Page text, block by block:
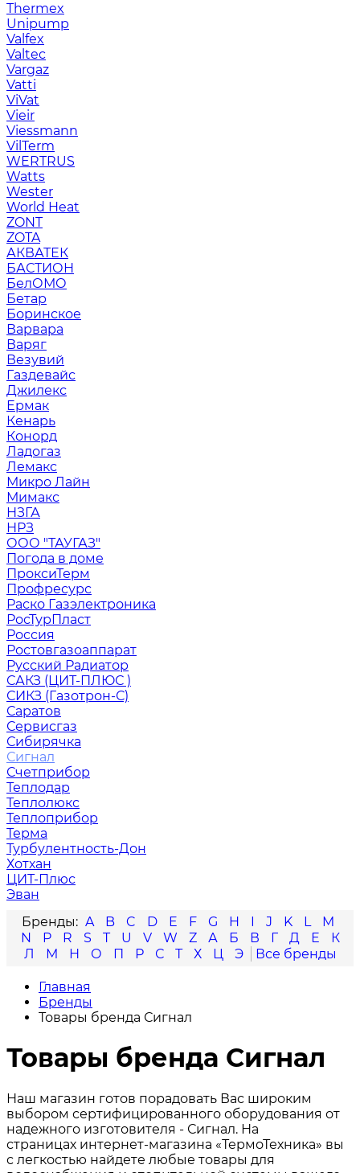
Thermex
Unipump
Valfex
Valtec
Vargaz
Vatti
ViVat
Vieir
Viessmann
VilTerm
WERTRUS
Watts
Wester
World Heat
ZONT
ZOTA
АКВАТЕК
БАСТИОН
БелОМО
Бетар
Боринское
Варвара
Варяг
Везувий
Газдевайс
Джилекс
Ермак
Кенарь
Конорд
Ладогаз
Лемакс
Микро Лайн
Мимакс
НЗГА
НРЗ
ООО "ТАУГАЗ"
Погода в доме
ПроксиТерм
Профресурс
Раско Газэлектроника
РосТурПласт
Россия
Ростовгазоаппарат
Русский Радиатор
САКЗ (ЦИТ-ПЛЮС )
СИКЗ (Газотрон-С)
Саратов
Сервисгаз
Сибирячка
Сигнал
Счетприбор
Теплодар
Теплолюкс
Теплоприбор
Терма
Турбулентность-Дон
Хотхан
ЦИТ-Плюс
Эван
A
B C D E F G H I J K L
M
N
P R S T U V W Z А Б В Г Д Е
К
Л
М Н О П Р С Т Х Ц Э
Главная
Бренды
Товары бренда Сигнал
Товары бренда Сигнал
Наш магазин готов порадовать Вас широким
выбором сертифицированного оборудования от
надежного изготовителя - Сигнал. На
страницах интернет-магазина «ТермоТехника» вы
с легкостью найдете любые товары для